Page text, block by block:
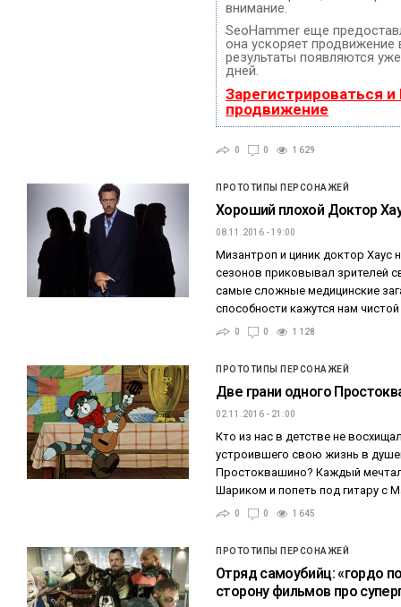
внимание.
SeoHammer еще
она ускоряет продвижение
результаты появляются
дней.
Зарегистрироваться и
продвижение
0 0 1 629
ПРОТОТИПЫ ПЕРСОНАЖЕЙ
Хороший плохой Доктор
08.11.2016 - 19:00
Мизантроп и циник доктор Хаус
сезонов приковывал зрителей
самые сложные медицинские
способности кажутся нам
0 0 1 128
ПРОТОТИПЫ ПЕРСОНАЖЕЙ
Две грани одного
02.11.2016 - 21:00
Кто из нас в детстве не
устроившего свою жизнь в
Простоквашино? Каждый
Шариком и попеть под гитару с
0 0 1 645
ПРОТОТИПЫ ПЕРСОНАЖЕЙ
Отряд самоубийц: «гордо
сторону фильмов про